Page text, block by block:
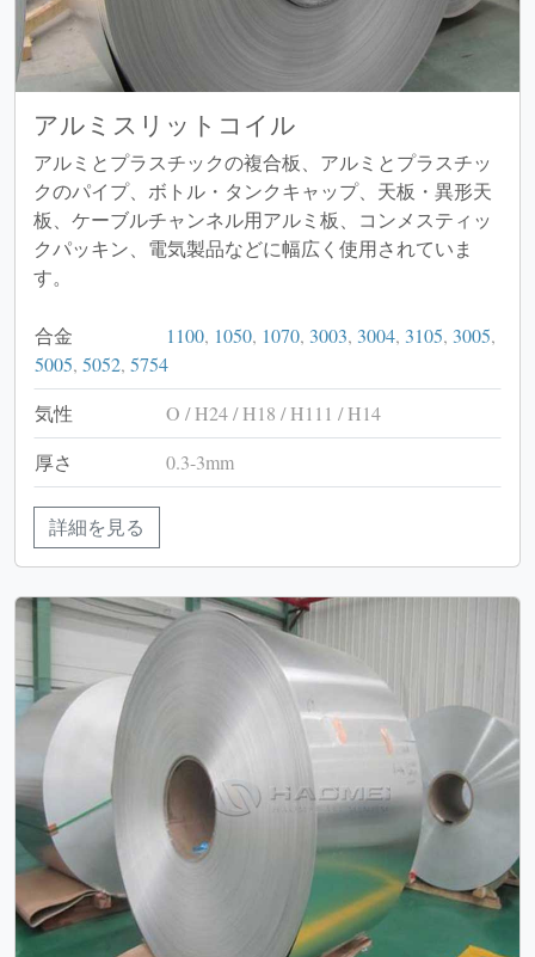
アルミスリットコイル
アルミとプラスチックの複合板、アルミとプラスチッ
クのパイプ、ボトル・タンクキャップ、天板・異形天
板、ケーブルチャンネル用アルミ板、コンメスティッ
クパッキン、電気製品などに幅広く使用されていま
す。
合金 1100, 1050, 1070, 3003, 3004, 3105, 3005,
5005, 5052, 5754
気性
O / H24 / H18 / H111 / H14
厚さ
0.3-3mm
詳細を見る